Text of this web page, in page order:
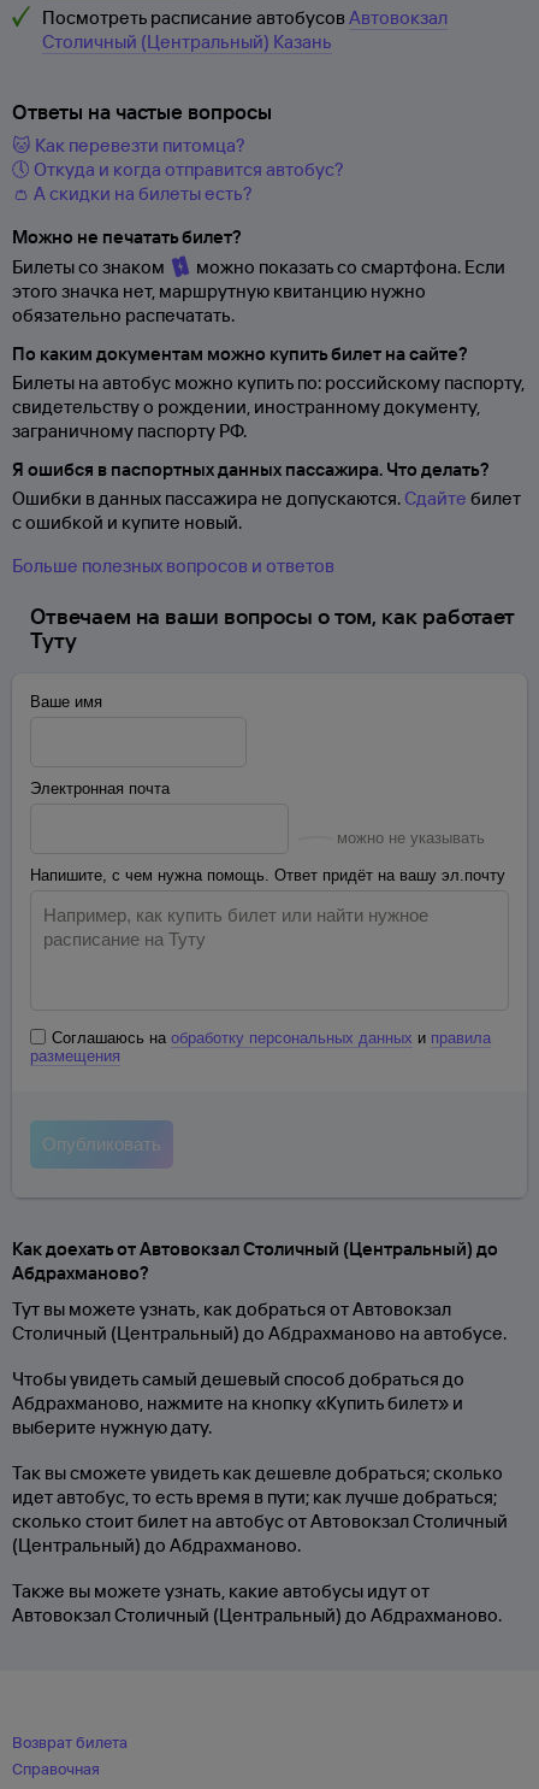
Посмотреть расписание автобусовАвтовокзал
Столичный (Центральный) Казань
Ответы на частые вопросы
🐱 Как перевезти питомца?
🕔 Откуда и когда отправится автобус?
👛 А скидки на билеты есть?
Можно не печатать билет?
Билеты со знаком
можно показать со смартфона. Если
этого значка нет, маршрутную квитанцию нужно
обязательно распечатать.
По каким документам можно купить билет на сайте?
Билеты на автобус можно купить по: российскому паспорту,
свидетельству о рождении, иностранному документу,
заграничному паспорту РФ.
Я ошибся в паспортных данных пассажира. Что делать?
Ошибки в данных пассажира не допускаются. Сдайте билет
с ошибкой и купите новый.
Больше полезных вопросов и ответов
Отвечаем на ваши вопросы о том, как работает
Туту
Ваше имя
Электронная почта
можно не указывать
Напишите, с чем нужна помощь. Ответ придёт на вашу эл.почту
Соглашаюсь на обработку персональных данных и правила
размещения
Как доехать от Автовокзал Столичный (Центральный) до
Абдрахманово?
Тут вы можете узнать, как добраться от Автовокзал
Столичный (Центральный) до Абдрахманово на автобусе.
Чтобы увидеть самый дешевый способ добраться до
Абдрахманово, нажмите на кнопку «Купить билет» и
выберите нужную дату.
Так вы сможете увидеть как дешевле добраться; сколько
идет автобус, то есть время в пути; как лучше добраться;
сколько стоит билет на автобус от Автовокзал Столичный
(Центральный) до Абдрахманово.
Также вы можете узнать, какие автобусы идут от
Автовокзал Столичный (Центральный) до Абдрахманово.
Возврат билета
Справочная